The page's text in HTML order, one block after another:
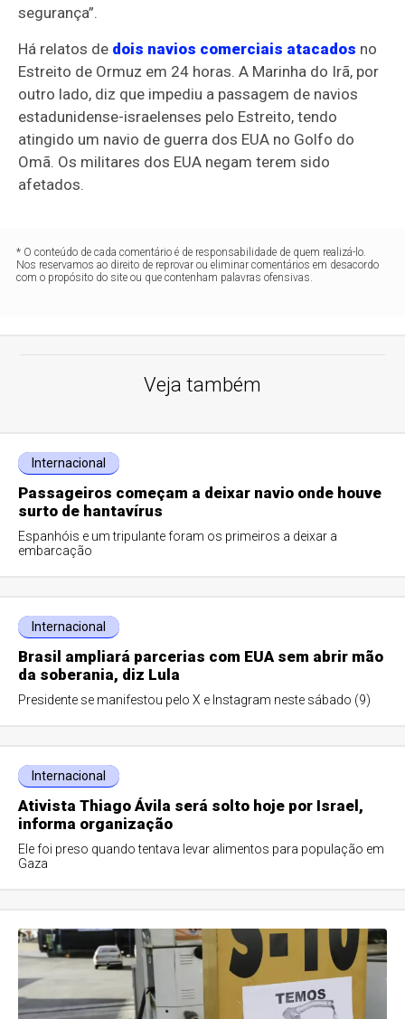
segurança”.
Há relatos de dois navios comerciais atacados no
Estreito de Ormuz em 24 horas. A Marinha do Irã, por
outro lado, diz que impediu a passagem de navios
estadunidense-israelenses pelo Estreito, tendo
atingido um navio de guerra dos EUA no Golfo do
Omã. Os militares dos EUA negam terem sido
afetados.
* O conteúdo de cada comentário é de responsabilidade de quem realizá-lo.
Nos reservamos ao direito de reprovar ou eliminar comentários em desacordo
com o propósito do site ou que contenham palavras ofensivas.
Veja também
Internacional
Passageiros começam a deixar navio onde houve
surto de hantavírus
Espanhóis e um tripulante foram os primeiros a deixar a
embarcação
Internacional
Brasil ampliará parcerias com EUA sem abrir mão
da soberania, diz Lula
Presidente se manifestou pelo X e Instagram neste sábado (9)
Internacional
Ativista Thiago Ávila será solto hoje por Israel,
informa organização
Ele foi preso quando tentava levar alimentos para população em
Gaza